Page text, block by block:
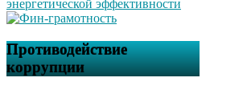
Противодействие
коррупции